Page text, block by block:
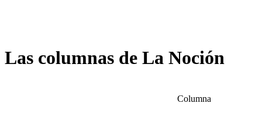
Las columnas de La Noción
Columna